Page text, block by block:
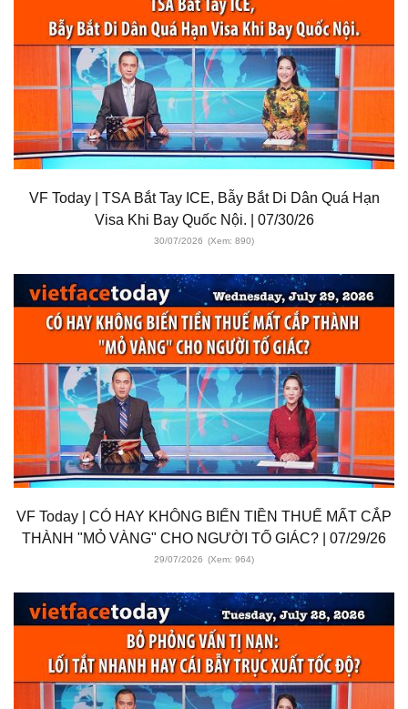
VF Today | TSA Bắt Tay ICE, Bẫy Bắt Di Dân Quá Hạn
Visa Khi Bay Quốc Nội. | 07/30/26
30/07/2026 (Xem: 890)
VF Today | CÓ HAY KHÔNG BIẾN TIỀN THUẾ MẤT CẮP
THÀNH "MỎ VÀNG" CHO NGƯỜI TỐ GIÁC? | 07/29/26
29/07/2026 (Xem: 964)